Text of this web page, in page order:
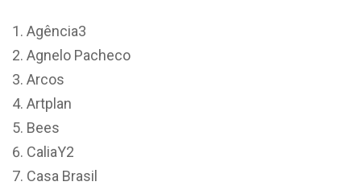
Agência3
Agnelo Pacheco
Arcos
Artplan
Bees
CaliaY2
Casa Brasil